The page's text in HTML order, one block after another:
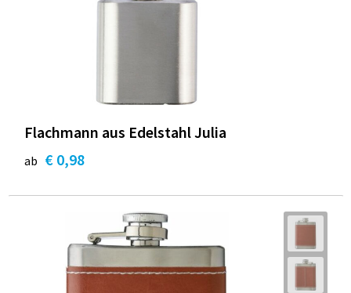
Flachmann aus Edelstahl Julia
ab € 0,98